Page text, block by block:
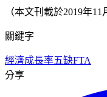
（本文刊載於2019年11
關鍵字
經濟成長率五缺FTA
分享